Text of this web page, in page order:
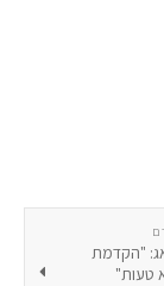
"הקדמת
טעות"